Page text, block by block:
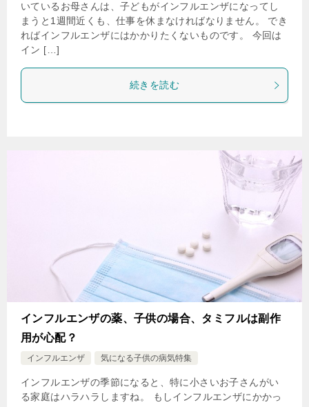
いているお母さんは、子どもがインフルエンザになってし
まうと1週間近くも、仕事を休まなければなりません。 でき
ればインフルエンザにはかかりたくないものです。 今回は
イン […]
続きを読む
インフルエンザの薬、子供の場合、タミフルは副作
用が心配？
インフルエンザ 気になる子供の病気特集
インフルエンザの季節になると、特に小さいお子さんがい
る家庭はハラハラしますね。 もしインフルエンザにかかっ